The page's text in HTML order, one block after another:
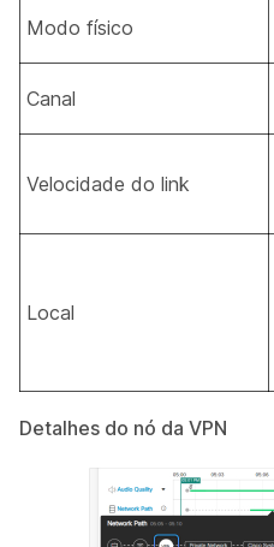
Modo físico
Canal
Velocidade do link
Local
Detalhes do nó da VPN